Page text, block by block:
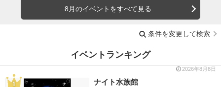
8月のイベントをすべて見る
条件を変更して検索
イベントランキング
2026年8月8日
ナイト水族館